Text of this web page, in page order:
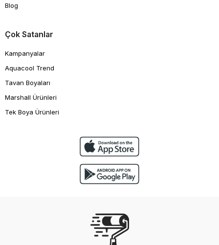
Blog
Çok Satanlar
Kampanyalar
Aquacool Trend
Tavan Boyaları
Marshall Ürünleri
Tek Boya Ürünleri